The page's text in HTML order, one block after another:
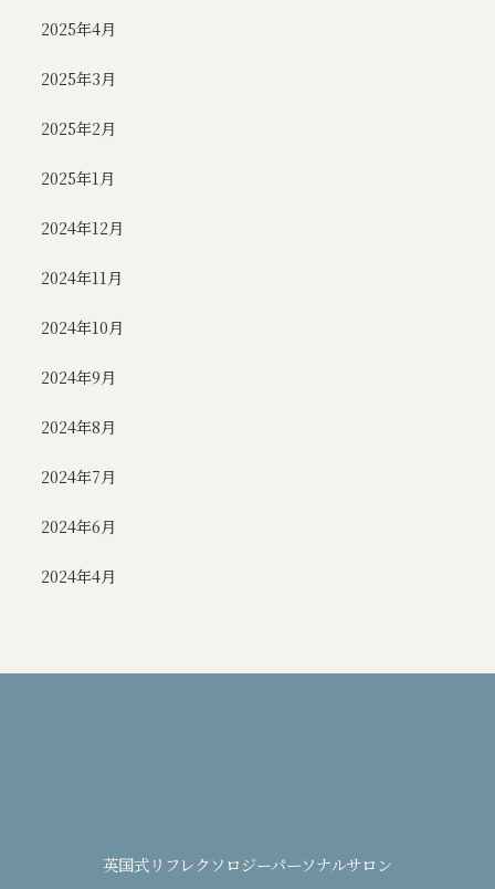
2025年4月
2025年3月
2025年2月
2025年1月
2024年12月
2024年11月
2024年10月
2024年9月
2024年8月
2024年7月
2024年6月
2024年4月
英国式リフレクソロジーパーソナルサロン